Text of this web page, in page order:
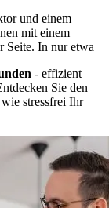
und einem
mit einem
Seite. In nur etwa
- effizient
Sie den
stressfrei Ihr